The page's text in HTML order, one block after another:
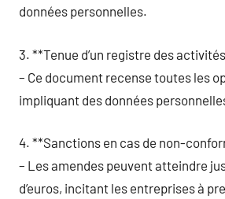
données personnelles.
3. **Tenue d’un registre des
– Ce document recense toutes les
impliquant des données
4. **Sanctions en cas de non-
– Les amendes peuvent atteindre
d’euros, incitant les entreprises à